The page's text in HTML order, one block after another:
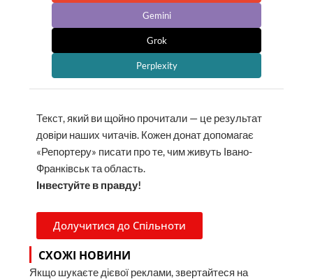
Gemini
Grok
Perplexity
Текст, який ви щойно прочитали — це результат
довіри наших читачів. Кожен донат допомагає
«Репортеру» писати про те, чим живуть Івано-
Франківськ та область.
Інвестуйте в правду!
Долучитися до Спільноти
СХОЖІ НОВИНИ
Якщо шукаєте дієвої реклами, звертайтеся на